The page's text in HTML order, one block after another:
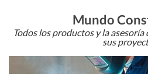
Mundo
Todos los productos y la
sus